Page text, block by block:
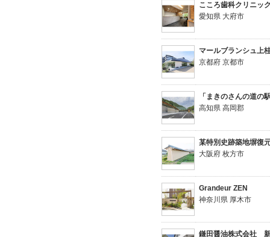
こころ歯科クリニッ
愛知県 大府市
マールブランシュ上
京都府 京都市
「まきのさんの道の
高知県 高岡郡
某特別史跡築地塀復
大阪府 枚方市
Grandeur ZEN
神奈川県 厚木市
鎌田醤油株式会社